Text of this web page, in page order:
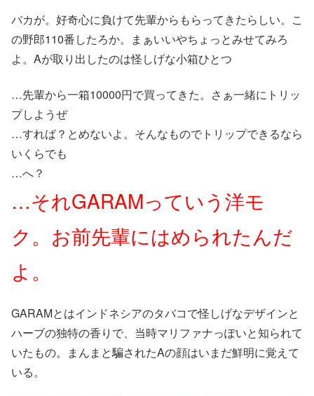
バカが。好奇心に負けて先輩からもらってきたらしい。こ
の野郎110番したろか。まぁいいやちょっとみせてみろ
よ。Aが取り出したのは怪しげな小箱ひとつ
…先輩から一箱10000円で買ってきた。さぁ一緒にトリッ
プしようぜ
…すれば？とめないよ。そんなものでトリップできるなら
いくらでも
…へ？
…それGARAMっていう洋モ
ク。お前先輩にはめられたんだ
よ。
GARAMとはインドネシアのタバコで怪しげなデザインと
ハーブの独特の香りで、当時マリファナっぽいと知られて
いたもの。まんまと騙されたAの顔はいまだ鮮明に覚えて
いる。